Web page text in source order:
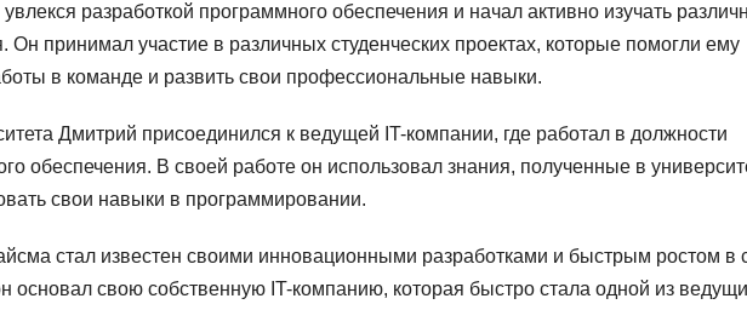
разработкой программного обеспечения и начал активно изучать
Он принимал участие в различных студенческих проектах, которые помогли ему
в команде и развить свои профессиональные навыки.
Дмитрий присоединился к ведущей IT-компании, где работал в должности
обеспечения. В своей работе он использовал знания, полученные в
свои навыки в программировании.
стал известен своими инновационными разработками и быстрым ростом в
основал свою собственную IT-компанию, которая быстро стала одной из